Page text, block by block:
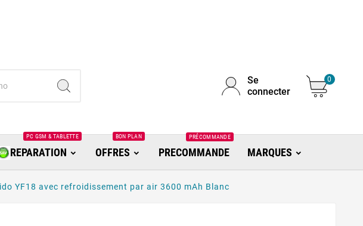
Se
connecter
0
REPARATION
PC GSM & TABLETTE
OFFRES
BON PLAN
PRECOMMANDE
PRÉCOMMANDE
MARQUES
YF18 avec refroidissement par air 3600 mAh Blanc